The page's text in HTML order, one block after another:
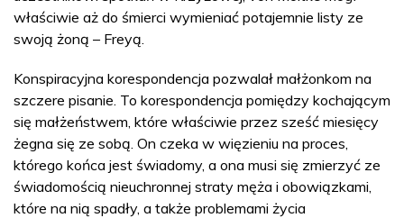
właściwie aż do śmierci wymieniać potajemnie listy ze
swoją żoną – Freyą.
Konspiracyjna korespondencja pozwalał małżonkom na
szczere pisanie. To korespondencja pomiędzy kochającym
się małżeństwem, które właściwie przez sześć miesięcy
żegna się ze sobą. On czeka w więzieniu na proces,
którego końca jest świadomy, a ona musi się zmierzyć ze
świadomością nieuchronnej straty męża i obowiązkami,
które na nią spadły, a także problemami życia